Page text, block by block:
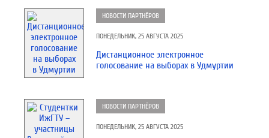
НОВОСТИ ПАРТНЁРОВ
ПОНЕДЕЛЬНИК, 25 АВГУСТА 2025
Дистанционное электронное
голосование на выборах в Удмуртии
НОВОСТИ ПАРТНЁРОВ
ПОНЕДЕЛЬНИК, 25 АВГУСТА 2025